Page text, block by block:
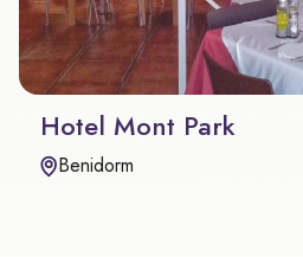
Hotel Mont Park
Benidorm